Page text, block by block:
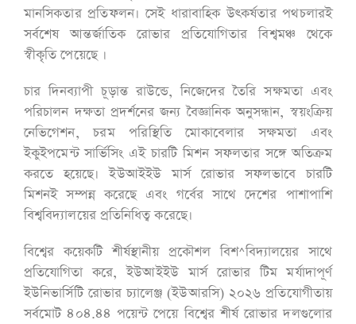
মানসিকতার প্রতিফলন। সেই ধারাবাহিক উৎকর্ষতার পথচলারই
সর্বশেষ আন্তর্জাতিক রোভার প্রতিযোগিতার বিশ্বমঞ্চ থেকে
স্বীকৃতি পেয়েছে ।
চার দিনব্যাপী চূড়ান্ত রাউন্ডে, নিজেদের তৈরি সক্ষমতা এবং
পরিচালন দক্ষতা প্রদর্শনের জন্য বৈজ্ঞানিক অনুসন্ধান, স্বয়ংক্রিয়
নেভিগেশন, চরম পরিস্থিতি মোকাবেলার সক্ষমতা এবং
ইকুইপমেন্ট সার্ভিসিং এই চারটি মিশন সফলতার সঙ্গে অতিক্রম
করতে হয়েছে। ইউআইইউ মার্স রোভার সফলভাবে চারটি
মিশনই সম্পন্ন করেছে এবং গর্বের সাথে দেশের পাশাপাশি
বিশ্ববিদ্যালয়ের প্রতিনিধিত্ব করেছে।
বিশ্বের কয়েকটি শীর্ষস্থানীয় প্রকৌশল বিশ^বিদ্যালয়ের সাথে
প্রতিযোগিতা করে, ইউআইইউ মার্স রোভার টিম মর্যাদাপূর্ণ
ইউনিভার্সিটি রোভার চ্যালেঞ্জ (ইউআরসি) ২০২৬ প্রতিযোগীতায়
সর্বমোট ৪০৪.৪৪ পয়েন্ট পেয়ে বিশ্বের শীর্ষ রোভার দলগুলোর